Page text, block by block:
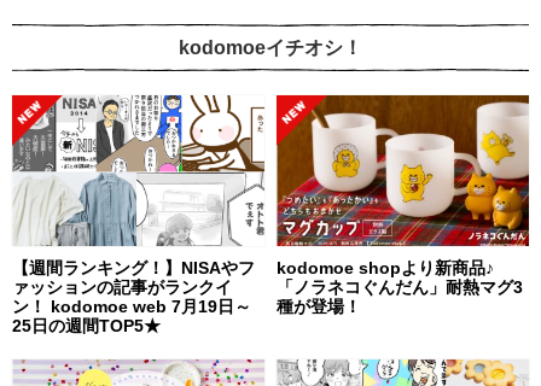
kodomoeイチオシ！
【週間ランキング！】NISAやフ
ァッションの記事がランクイ
ン！ kodomoe web 7月19日～
25日の週間TOP5★
kodomoe shopより新商品♪
「ノラネコぐんだん」耐熱マグ3
種が登場！